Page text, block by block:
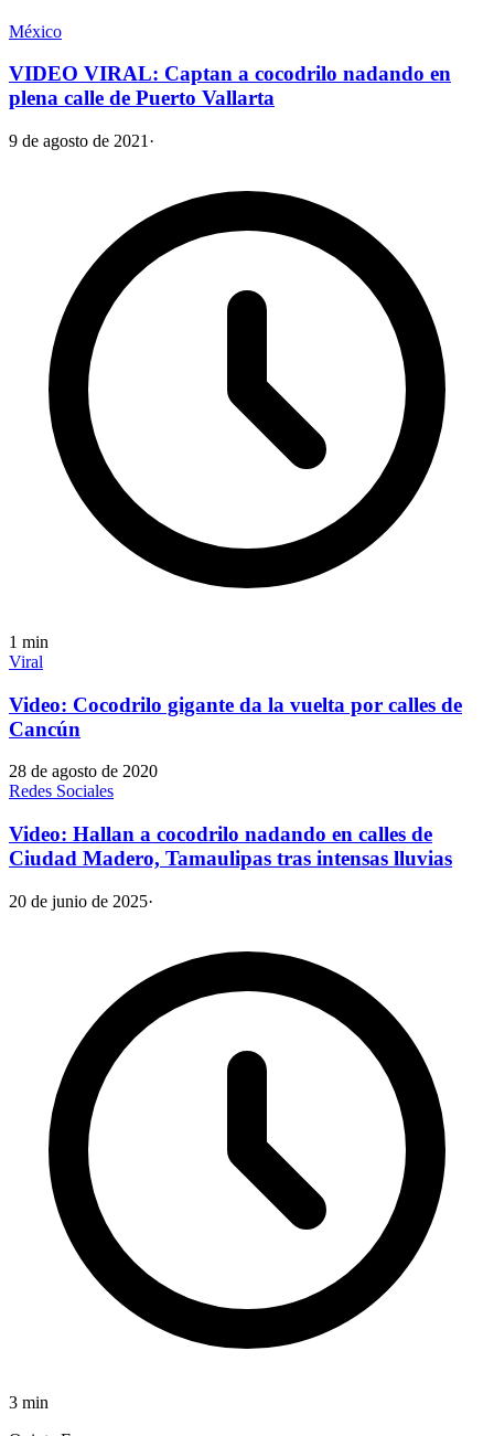
México
VIDEO VIRAL: Captan a cocodrilo nadando en
plena calle de Puerto Vallarta
9 de agosto de 2021 ·
1 min
Viral
Video: Cocodrilo gigante da la vuelta por calles de
Cancún
28 de agosto de 2020
Redes Sociales
Video: Hallan a cocodrilo nadando en calles de
Ciudad Madero, Tamaulipas tras intensas lluvias
20 de junio de 2025·
3 min